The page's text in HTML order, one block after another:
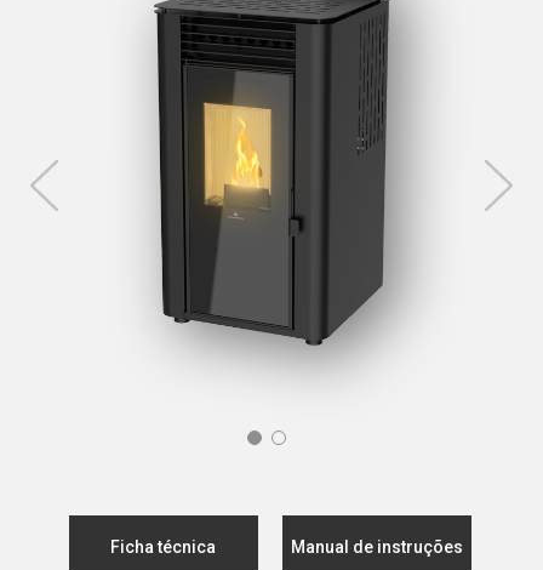
Ficha técnica Manual de instruções